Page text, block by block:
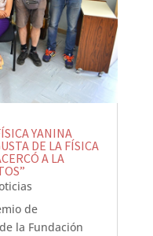
YANINA
DE LA FÍSICA
A LA
de
la Fundación